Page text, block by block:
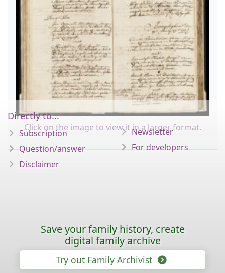
Click on the image to view it in a larger format.
Directly to...
Subscription
Question/answer
Disclaimer
Newsletter
For developers
Save your family history, create
digital family archive
Try out Family Archivist